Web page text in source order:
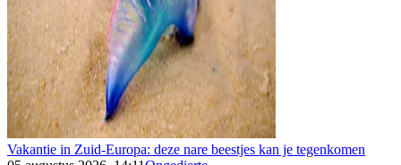
Vakantie in Zuid-Europa: deze nare beestjes kan je tegenkomen